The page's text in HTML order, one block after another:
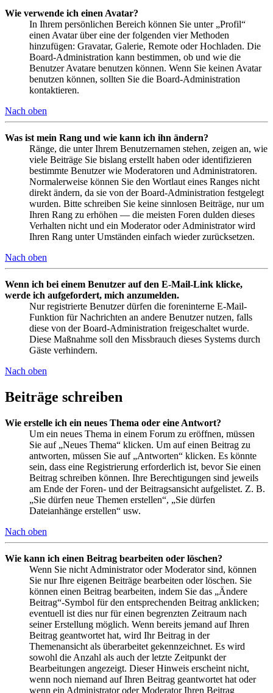
Wie verwende ich einen Avatar?
In Ihrem persönlichen Bereich können Sie unter „Profil“
einen Avatar über eine der folgenden vier Methoden
hinzufügen: Gravatar, Galerie, Remote oder Hochladen. Die
Board-Administration kann bestimmen, ob und wie die
Benutzer Avatare benutzen können. Wenn Sie keinen Avatar
benutzen können, sollten Sie die Board-Administration
kontaktieren.
Nach oben
Was ist mein Rang und wie kann ich ihn ändern?
Ränge, die unter Ihrem Benutzernamen stehen, zeigen an, wie
viele Beiträge Sie bislang erstellt haben oder identifizieren
bestimmte Benutzer wie Moderatoren und Administratoren.
Normalerweise können Sie den Wortlaut eines Ranges nicht
direkt ändern, da sie von der Board-Administration festgelegt
wurden. Bitte schreiben Sie keine sinnlosen Beiträge, nur um
Ihren Rang zu erhöhen — die meisten Foren dulden dieses
Verhalten nicht und ein Moderator oder Administrator wird
Ihren Rang unter Umständen einfach wieder zurücksetzen.
Nach oben
Wenn ich bei einem Benutzer auf den E-Mail-Link klicke,
werde ich aufgefordert, mich anzumelden.
Nur registrierte Benutzer dürfen die foreninterne E-Mail-
Funktion für Nachrichten an andere Benutzer nutzen, falls
diese von der Board-Administration freigeschaltet wurde.
Diese Maßnahme soll den Missbrauch dieses Systems durch
Gäste verhindern.
Nach oben
Beiträge schreiben
Wie erstelle ich ein neues Thema oder eine Antwort?
Um ein neues Thema in einem Forum zu eröffnen, müssen
Sie auf „Neues Thema“ klicken. Um auf einen Beitrag zu
antworten, müssen Sie auf „Antworten“ klicken. Es könnte
sein, dass eine Registrierung erforderlich ist, bevor Sie einen
Beitrag schreiben können. Ihre Berechtigungen sind jeweils
am Ende der Foren- und der Beitragsansicht aufgelistet. Z. B.
„Sie dürfen neue Themen erstellen“, „Sie dürfen
Dateianhänge erstellen“ usw.
Nach oben
Wie kann ich einen Beitrag bearbeiten oder löschen?
Wenn Sie nicht Administrator oder Moderator sind, können
Sie nur Ihre eigenen Beiträge bearbeiten oder löschen. Sie
können einen Beitrag bearbeiten, indem Sie das „Ändere
Beitrag“-Symbol für den entsprechenden Beitrag anklicken;
eventuell ist dies nur für einen begrenzten Zeitraum nach
seiner Erstellung möglich. Wenn bereits jemand auf Ihren
Beitrag geantwortet hat, wird Ihr Beitrag in der
Themenansicht als überarbeitet gekennzeichnet. Es wird
sowohl die Anzahl als auch der letzte Zeitpunkt der
Bearbeitungen angezeigt. Dieser Hinweis erscheint nicht,
wenn noch niemand auf Ihren Beitrag geantwortet hat oder
wenn ein Administrator oder Moderator Ihren Beitrag